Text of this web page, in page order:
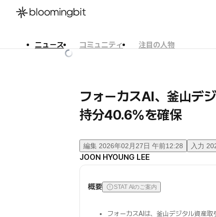
ニュース コミュニティ
注目の人物
フォーカスAI、釜山デ
持分40.6%を確保
編集 2026年02月27日 午前12:28 入力
JOON HYOUNG LEE
概要 STAT AIのご案内
フォーカスAIは、釜山デジタル資産取